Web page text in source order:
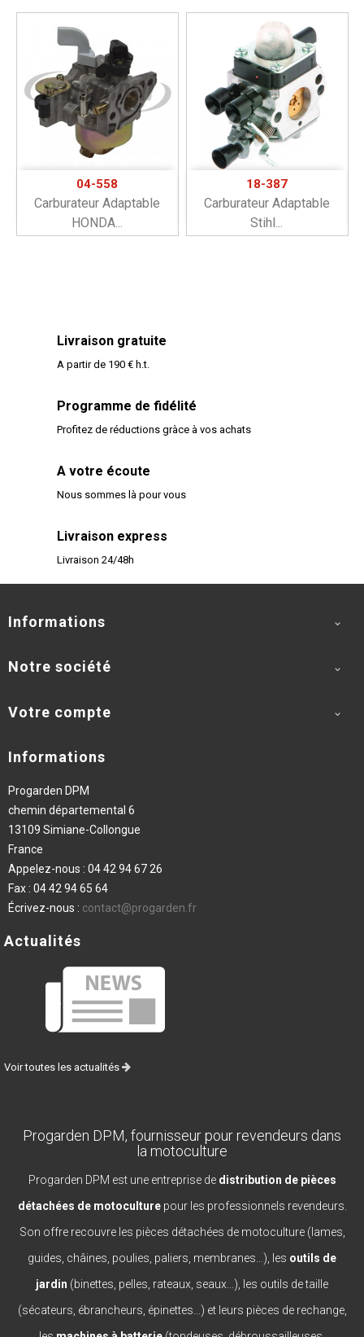
04-558
Carburateur Adaptable
HONDA...
18-387
Carburateur Adaptable
Stihl...
Livraison gratuite
A partir de 190 € h.t.
Programme de fidélité
Profitez de réductions gràce à vos achats
A votre écoute
Nous sommes là pour vous
Livraison express
Livraison 24/48h
Informations 
Notre société 
Votre compte 
Informations
Progarden DPM
chemin départemental 6
13109 Simiane-Collongue
France
Appelez-nous : 04 42 94 67 26
Fax : 04 42 94 65 64
Écrivez-nous : contact@progarden.fr
Actualités
Voir toutes les actualités
Progarden DPM, fournisseur pour revendeurs dans
la motoculture
Progarden DPM est une entreprise de distribution de pièces
détachées de motoculturepour les professionnels revendeurs.
Son offre recouvre les pièces détachées de motoculture (lames,
guides, châines, poulies, paliers, membranes...), les outils de
jardin (binettes, pelles, rateaux, seaux...), les outils de taille
(sécateurs, ébrancheurs, épinettes...) et leurs pièces de rechange,